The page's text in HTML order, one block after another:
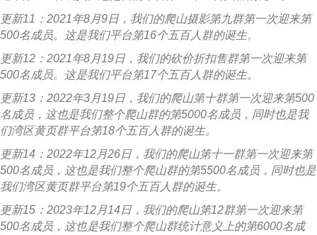
更新11：2021年8月9日，我们的爬山摄影第九群第一次迎来第
500名成员。这是我们平台第16个五百人群的诞生。
更新12：2021年8月19日，我们的砍价折扣售群第一次迎来第
500名成员。这是我们平台第17个五百人群的诞生。
更新13：2022年3月19日，我们的爬山第十群第一次迎来第500
名成员，这也是我们整个爬山群的第5000名成员，同时也是我
们湾区黄页群平台第18个五百人群的诞生。
更新14：2022年12月26日，我们的爬山第十一群第一次迎来第
500名成员，这也是我们整个爬山群的第5500名成员，同时也是
我们湾区黄页群平台第19个五百人群的诞生。
更新15：2023年12月14日，我们的爬山第12群第一次迎来第
500名成员，这也是我们整个爬山群统计意义上的第6000名成